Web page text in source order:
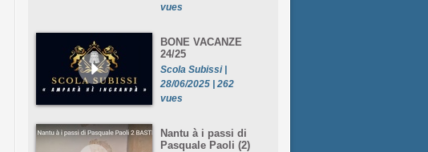
vues
BONE VACANZE
24/25
Scola Subissi |
28/06/2025 | 262
vues
Nantu à i passi di
Pasquale Paoli (2)